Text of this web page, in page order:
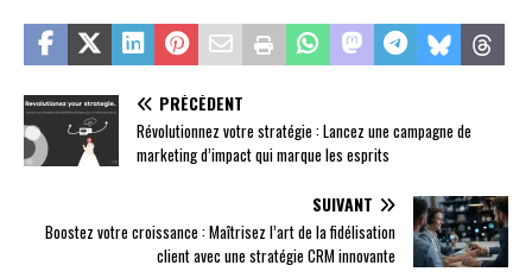
PRÉCÉDENT
Révolutionnez votre stratégie : Lancez une campagne de
marketing d’impact qui marque les esprits
SUIVANT
Boostez votre croissance : Maîtrisez l’art de la fidélisation
client avec une stratégie CRM innovante